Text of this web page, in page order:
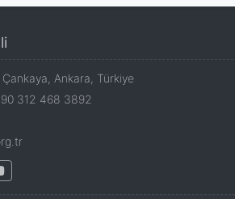
Ankara, Türkiye
312 468 3892